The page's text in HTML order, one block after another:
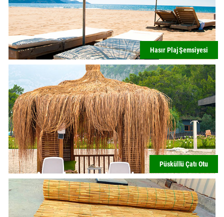
Hasır Plaj Şemsiyesi
Püsküllü Çatı Otu